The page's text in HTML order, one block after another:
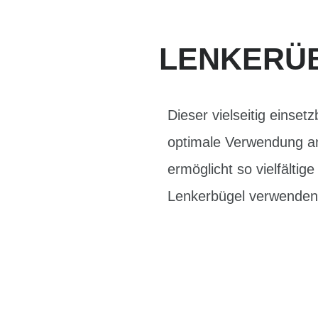
Dieser vielseitig
optimale Verwendung
ermöglicht so
Lenkerbügel